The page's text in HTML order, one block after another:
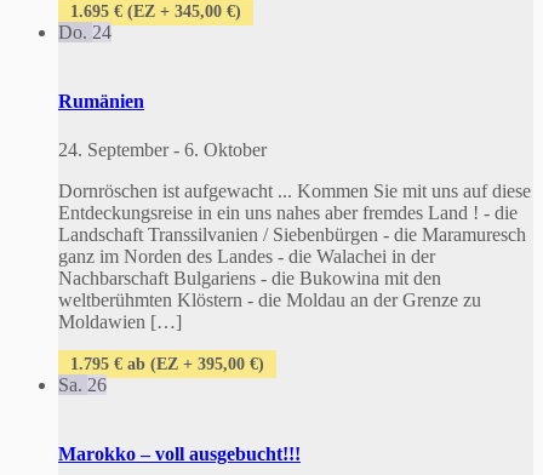
1.695 € (EZ + 345,00 €)
Do. 24
Rumänien
24. September- 6. Oktober
Dornröschen ist aufgewacht ... Kommen Sie mit uns auf diese
Entdeckungsreise in ein uns nahes aber fremdes Land ! - die
Landschaft Transsilvanien / Siebenbürgen - die Maramuresch
ganz im Norden des Landes - die Walachei in der
Nachbarschaft Bulgariens - die Bukowina mit den
weltberühmten Klöstern - die Moldau an der Grenze zu
Moldawien […]
1.795 € ab (EZ + 395,00 €)
Sa. 26
Marokko – voll ausgebucht!!!